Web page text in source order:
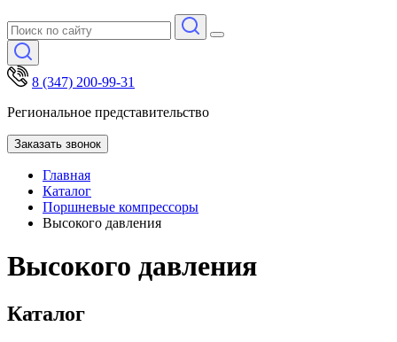
8 (347) 200-99-31
Региональное представительство
Заказать звонок
Главная
Каталог
Поршневые компрессоры
Высокого давления
Высокого давления
Каталог